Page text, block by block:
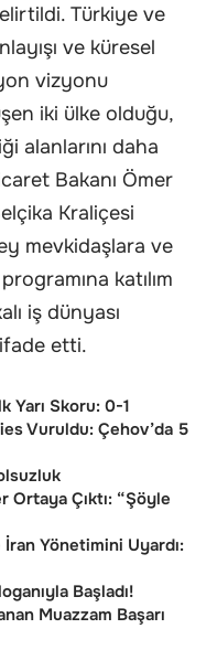
Türkiye ve
ve küresel
vizyonu
iki ülke olduğu,
alanlarını daha
Bakanı Ömer
Kraliçesi
mevkidaşlara ve
katılım
iş dünyası
etti.
Yarı Skoru: 0-1
Vuruldu: Çehov’da 5
Ortaya Çıktı: “Şöyle
İran Yönetimini Uyardı:
Başladı!
Muazzam Başarı